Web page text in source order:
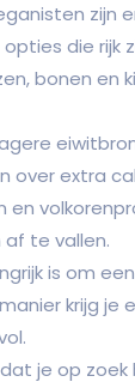
zijn
die rijk
bonen en
over extra
te vallen.
is om
krijg
je op